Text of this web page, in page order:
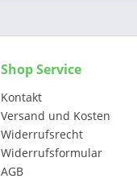
Shop Service
Kontakt
Versand und Kosten
Widerrufsrecht
Widerrufsformular
AGB